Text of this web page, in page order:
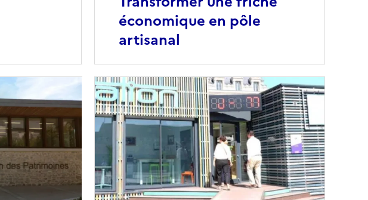
économique en pôle
artisanal